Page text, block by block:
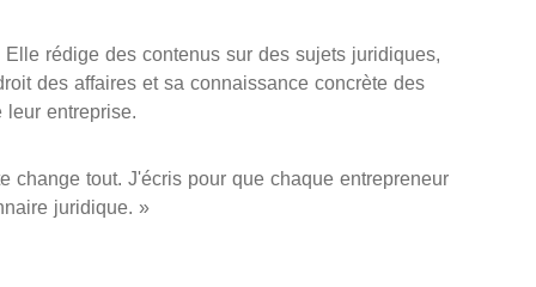
rédige des contenus sur des sujets juridiques,
des affaires et sa connaissance concrète des
entreprise.
change tout. J'écris pour que chaque entrepreneur
juridique. »